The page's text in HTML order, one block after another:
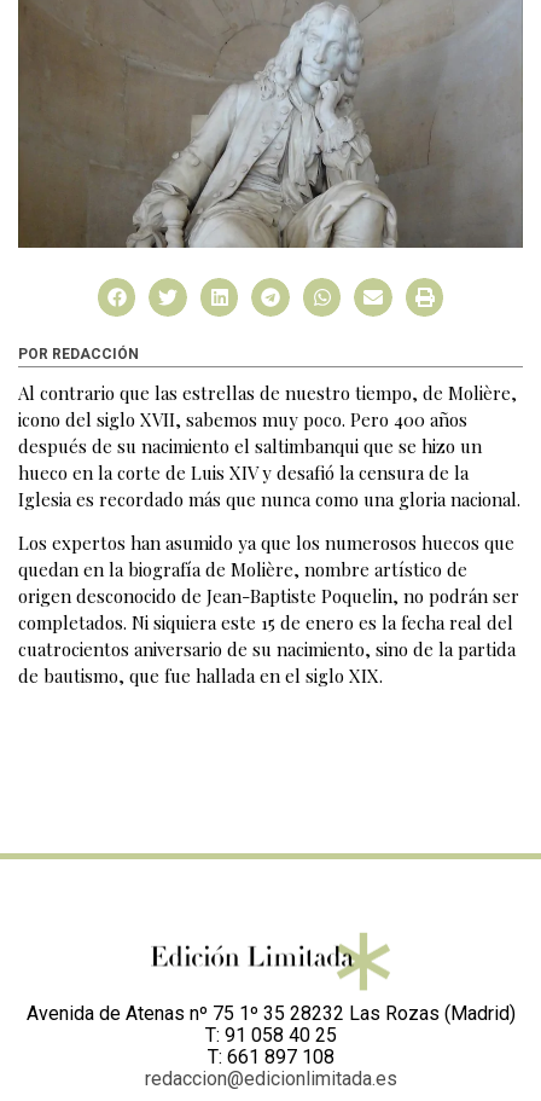
POR REDACCIÓN
Al contrario que las estrellas de nuestro tiempo, de Molière,
icono del siglo XVII, sabemos muy poco. Pero 400 años
después de su nacimiento el saltimbanqui que se hizo un
hueco en la corte de Luis XIV y desafió la censura de la
Iglesia es recordado más que nunca como una gloria nacional.
Los expertos han asumido ya que los numerosos huecos que
quedan en la biografía de Molière, nombre artístico de
origen desconocido de Jean-Baptiste Poquelin, no podrán ser
completados. Ni siquiera este 15 de enero es la fecha real del
cuatrocientos aniversario de su nacimiento, sino de la partida
de bautismo, que fue hallada en el siglo XIX.
Avenida de Atenas nº 75 1º 35 28232 Las Rozas (Madrid)
T: 91 058 40 25
T: 661 897 108
redaccion@edicionlimitada.es